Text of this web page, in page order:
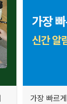
가장 빠르